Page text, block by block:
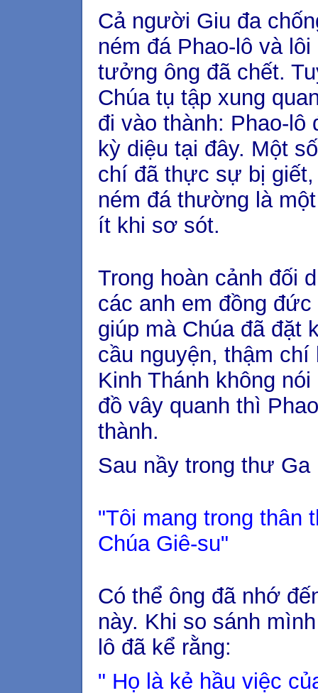
Cả người Giu đa
ném đá Phao-lô và
tưởng ông đã chết.
Chúa tụ tập xung
đi vào thành: Phao-
kỳ diệu tại đây. Một
chí đã thực sự bị
ném đá thường là
ít khi sơ sót.
Trong hoàn cảnh đối
các anh em đồng
giúp mà Chúa đã đặt
cầu nguyện, thậm
Kinh Thánh không
đồ vây quanh thì
thành.
Sau nầy trong thư
"Tôi mang trong thân
Chúa Giê-su"
Có thể ông đã nhớ
này. Khi so sánh
lô đã kể rằng:
" Họ là kẻ hầu việc